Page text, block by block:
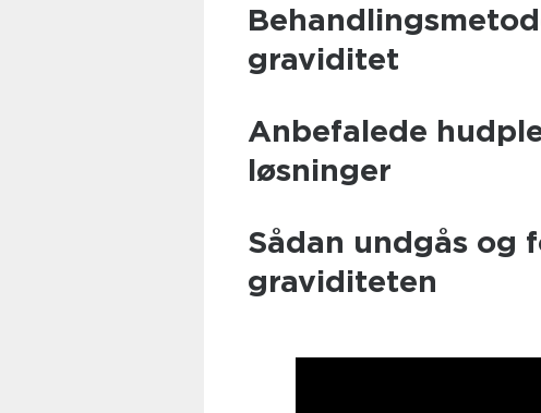
graviditet
Anbefalede
løsninger
Sådan undgås og
graviditeten